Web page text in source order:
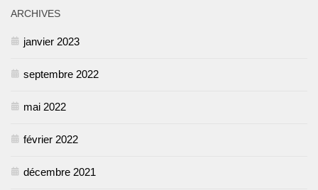
ARCHIVES
janvier 2023
septembre 2022
mai 2022
février 2022
décembre 2021